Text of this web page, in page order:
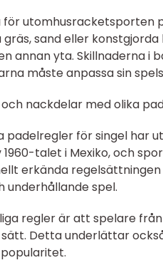
för utomhusracketsporten
sand eller
annan yta. Skillnaderna i
måste anpassa sin
nackdelar med olika
padelregler för singel har
talet i Mexiko, och
erkända
underhållande spel.
regler är att spelare
Detta underlättar